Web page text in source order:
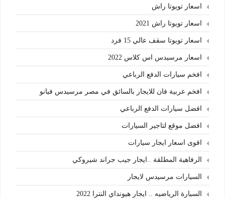
اسعار تويوتا راش
اسعار تويوتا راش 2021
اسعار تويوتا سقف عالي 15 فرد
اسعار مرسيدس اس كلاس 2022
افخم سيارات الدفع الرباعي
افخم عربية فان للايجار بالسائق في مصر مرسيدس فيانو
افضل سيارات الدفع الرباعي
افضل موقع لتاجير السيارات
اقوى اسعار ايجار سيارات
الرفاهية المطلقة ..ايجار جيب جراند شيروكي
السيارات مرسيدس لايجار
السيارة الرياضيه .. ايجار هيونداي النترا 2022